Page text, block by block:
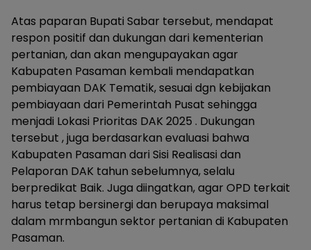
Atas paparan Bupati Sabar tersebut, mendapat
respon positif dan dukungan dari kementerian
pertanian, dan akan mengupayakan agar
Kabupaten Pasaman kembali mendapatkan
pembiayaan DAK Tematik, sesuai dgn kebijakan
pembiayaan dari Pemerintah Pusat sehingga
menjadi Lokasi Prioritas DAK 2025 . Dukungan
tersebut , juga berdasarkan evaluasi bahwa
Kabupaten Pasaman dari Sisi Realisasi dan
Pelaporan DAK tahun sebelumnya, selalu
berpredikat Baik. Juga diingatkan, agar OPD terkait
harus tetap bersinergi dan berupaya maksimal
dalam mrmbangun sektor pertanian di Kabupaten
Pasaman.